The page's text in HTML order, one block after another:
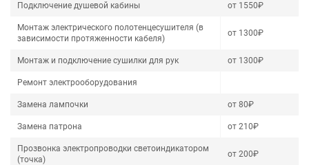
Подключение душевой кабины от 1550₽
Монтаж электрического полотенцесушителя (в
зависимости протяженности кабеля)
от 1300₽
Монтаж и подключение сушилки для рук от 1300₽
Ремонт электрооборудования
Замена лампочки от 80₽
Замена патрона от 210₽
Прозвонка электропроводки светоиндикатором
(точка)
от 200₽